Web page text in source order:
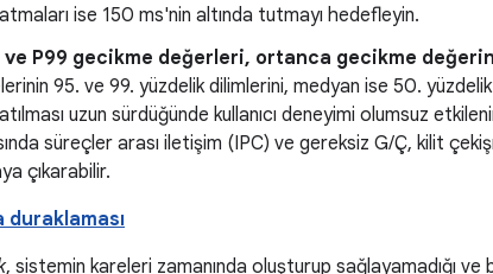
ise 150 ms'nin altında tutmayı hedefleyin.
ve P99 gecikme değerleri, ortanca gecikme
95. ve 99. yüzdelik dilimlerini, medyan ise 50.
uzun sürdüğünde kullanıcı deneyimi olumsuz
süreçler arası iletişim (IPC) ve gereksiz G/Ç, kilit
çıkarabilir.
duraklaması
, sistemin kareleri zamanında oluşturup sağlayamadığı